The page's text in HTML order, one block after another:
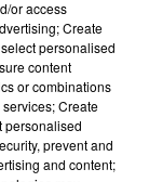
de cette
maison d’arrêt
or access
Create
personalised
content
or combinations
Create
personalised
prevent and
and content;